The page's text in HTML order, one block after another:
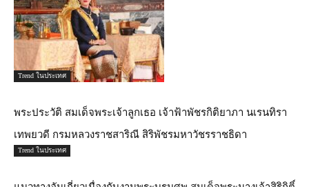
Trend ในประเทศ
พระประวัติ สมเด็จพระเจ้าลูกเธอ เจ้าฟ้าพัชรกิติยาภา นเรนทิรา
เทพยวดี กรมหลวงราชสาริณี สิริพัชรมหาวัชรราชธิดา
Trend ในประเทศ